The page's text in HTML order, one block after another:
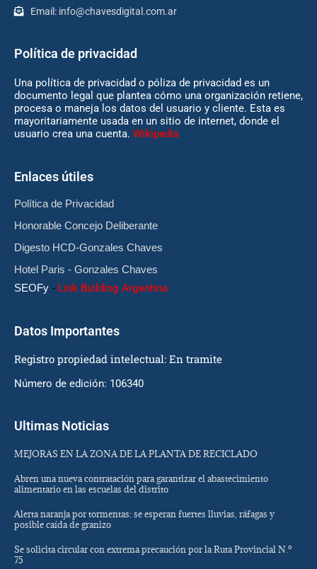
Email: info@chavesdigital.com.ar
Política de privacidad
Una política de privacidad o póliza de privacidad es un
documento legal que plantea cómo una organización retiene,
procesa o maneja los datos del usuario y cliente. Esta es
mayoritariamente usada en un sitio de internet, donde el
usuario crea una cuenta. Wikipedia
Enlaces útiles
Política de Privacidad
Honorable Concejo Deliberante
Digesto HCD-Gonzales Chaves
Hotel Paris - Gonzales Chaves
SEOFy - Link Building Argentina
Datos Importantes
Registro propiedad intelectual: En tramite
Número de edición: 106340
Ultimas Noticias
MEJORAS EN LA ZONA DE LA PLANTA DE RECICLADO
Abren una nueva contratación para garantizar el abastecimiento
alimentario en las escuelas del distrito
Alerta naranja por tormentas: se esperan fuertes lluvias, ráfagas y
posible caída de granizo
Se solicita circular con extrema precaución por la Ruta Provincial N.º
75